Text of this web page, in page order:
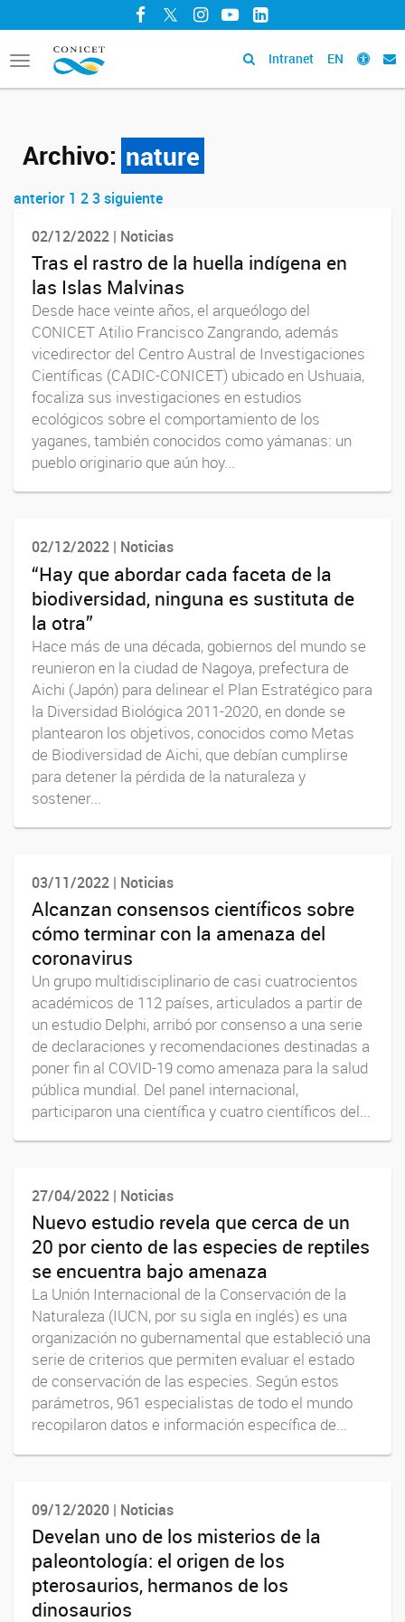
Facebook
TwitterInstagram
YouTubeLinkedIn
Toggle
navigation
Intranet EN
Archivo: nature
Navegador de artículos
anterior 1 23siguiente
02/12/2022 | Noticias
Tras el rastro de la huella indígena en
las Islas Malvinas
Desde hace veinte años, el arqueólogo del
CONICET Atilio Francisco Zangrando, además
vicedirector del Centro Austral de Investigaciones
Científicas (CADIC-CONICET) ubicado en Ushuaia,
focaliza sus investigaciones en estudios
ecológicos sobre el comportamiento de los
yaganes, también conocidos como yámanas: un
pueblo originario que aún hoy...
02/12/2022 | Noticias
“Hay que abordar cada faceta de la
biodiversidad, ninguna es sustituta de
la otra”
Hace más de una década, gobiernos del mundo se
reunieron en la ciudad de Nagoya, prefectura de
Aichi (Japón) para delinear el Plan Estratégico para
la Diversidad Biológica 2011-2020, en donde se
plantearon los objetivos, conocidos como Metas
de Biodiversidad de Aichi, que debían cumplirse
para detener la pérdida de la naturaleza y
sostener...
03/11/2022 | Noticias
Alcanzan consensos científicos sobre
cómo terminar con la amenaza del
coronavirus
Un grupo multidisciplinario de casi cuatrocientos
académicos de 112 países, articulados a partir de
un estudio Delphi, arribó por consenso a una serie
de declaraciones y recomendaciones destinadas a
poner fin al COVID-19 como amenaza para la salud
pública mundial. Del panel internacional,
participaron una científica y cuatro científicos del...
27/04/2022 | Noticias
Nuevo estudio revela que cerca de un
20 por ciento de las especies de reptiles
se encuentra bajo amenaza
La Unión Internacional de la Conservación de la
Naturaleza (IUCN, por su sigla en inglés) es una
organización no gubernamental que estableció una
serie de criterios que permiten evaluar el estado
de conservación de las especies. Según estos
parámetros, 961 especialistas de todo el mundo
recopilaron datos e información específica de...
09/12/2020 | Noticias
Develan uno de los misterios de la
paleontología: el origen de los
pterosaurios, hermanos de los
dinosaurios